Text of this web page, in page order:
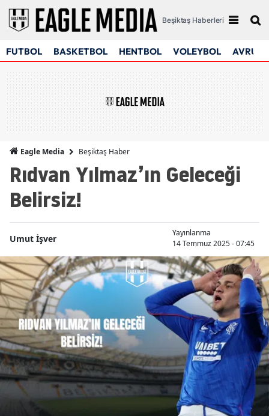
Beşiktaş Haberleri
FUTBOL BASKETBOL HENTBOL VOLEYBOL
Eagle Media Beşiktaş Haber
Rıdvan Yılmaz’ın Geleceği
Belirsiz!
Umut İşver
Yayınlanma
14 Temmuz 2025 - 07:45